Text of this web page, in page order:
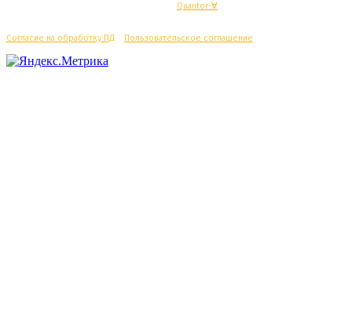
Quantor-∀
Согласие на обработку ПД Пользовательское соглашение